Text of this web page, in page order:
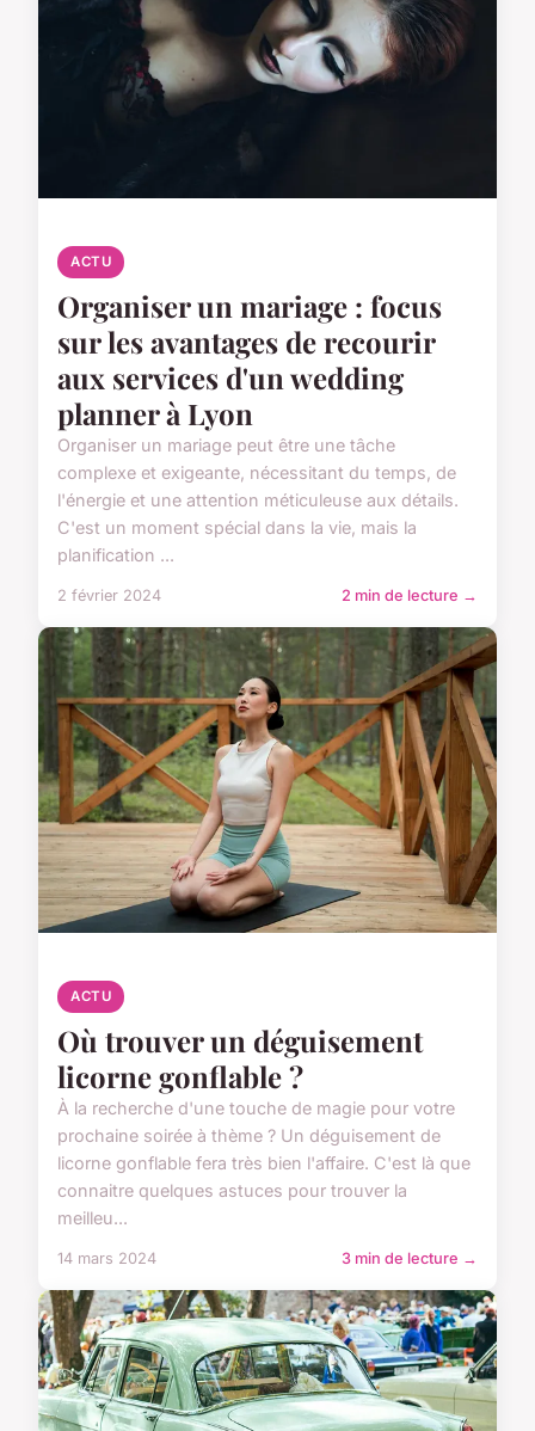
ACTU
Organiser un mariage : focus
sur les avantages de recourir
aux services d'un wedding
planner à Lyon
Organiser un mariage peut être une tâche
complexe et exigeante, nécessitant du temps, de
l'énergie et une attention méticuleuse aux détails.
C'est un moment spécial dans la vie, mais la
planification ...
2 février 2024 2 min de lecture →
ACTU
Où trouver un déguisement
licorne gonflable ?
À la recherche d'une touche de magie pour votre
prochaine soirée à thème ? Un déguisement de
licorne gonflable fera très bien l'affaire. C'est là que
connaitre quelques astuces pour trouver la
meilleu...
14 mars 2024 3 min de lecture →